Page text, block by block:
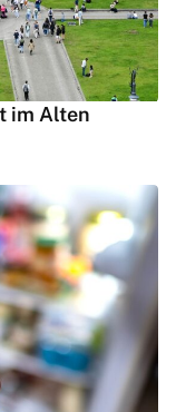
im Alten